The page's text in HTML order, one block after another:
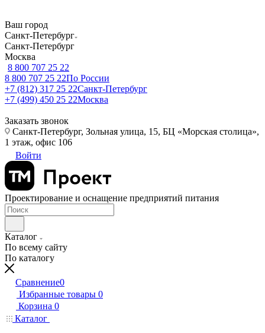
Ваш город
Санкт-Петербург
Санкт-Петербург
Москва
8 800 707 25 22
8 800 707 25 22По России
+7 (812) 317 25 22Санкт-Петербург
+7 (499) 450 25 22Москва
Заказать звонок
Санкт-Петербург, Зольная улица, 15, БЦ «Морская столица»,
1 этаж, офис 106
Войти
Проектирование и оснащение предприятий питания
Каталог
По всему сайту
По каталогу
Сравнение0
Избранные товары 0
Корзина 0
Каталог